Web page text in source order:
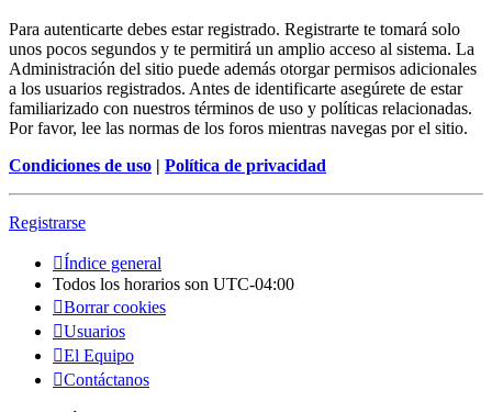
Para autenticarte debes estar registrado. Registrarte te tomará solo
unos pocos segundos y te permitirá un amplio acceso al sistema. La
Administración del sitio puede además otorgar permisos adicionales
a los usuarios registrados. Antes de identificarte asegúrete de estar
familiarizado con nuestros términos de uso y políticas relacionadas.
Por favor, lee las normas de los foros mientras navegas por el sitio.
Condiciones de uso | Política de privacidad
Registrarse
Índice general
Todos los horarios son UTC-04:00
Borrar cookies
Usuarios
El Equipo
Contáctanos